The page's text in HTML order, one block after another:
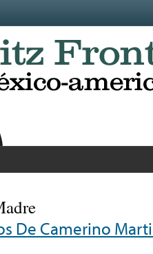
De Camerino